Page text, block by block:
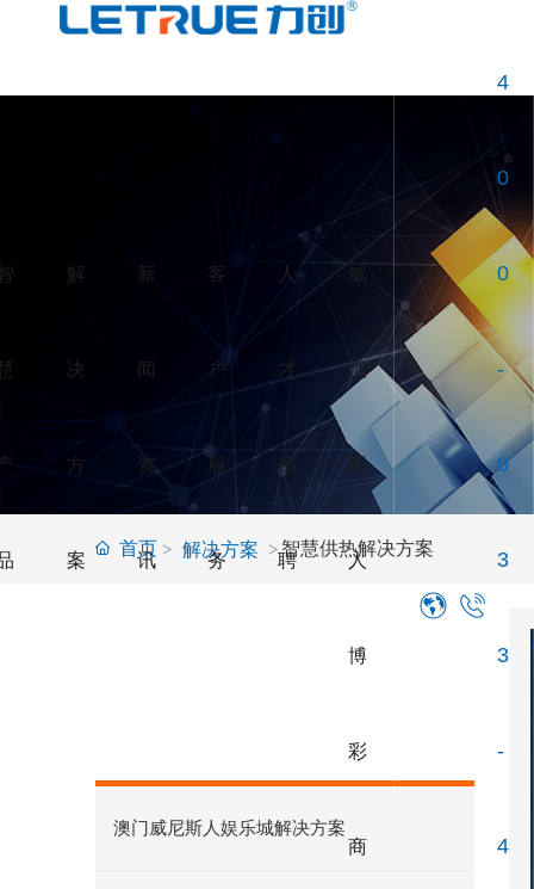
威尼斯人博彩
解
决
方
案
新
闻
资
讯
客
户
服
务
人
才
招
聘
威
尼
斯
人
博
彩
商
4
0
0
-
0
3
3
-
4
首页 解决方案 智慧供热解决方案
澳门威尼斯人娱乐城解决方案